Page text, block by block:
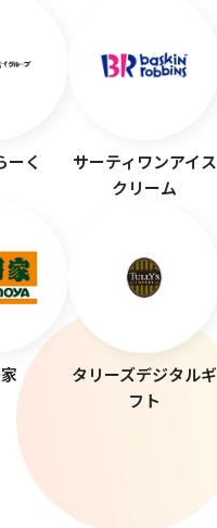
ーく
サーティワンアイス
クリーム
タリーズデジタルギ
フト